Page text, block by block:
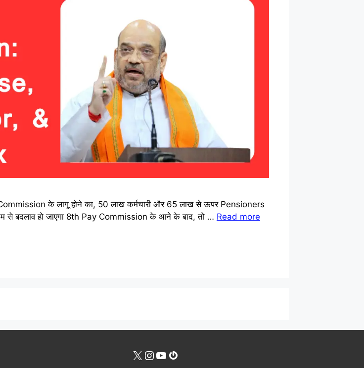
Commission के लागू होने का, 50 लाख कर्मचारी और 65 लाख से ऊपर Pensioners
से बदलाव हो जाएगा 8th Pay Commission के आने के बाद, तो … Read more
X Instagram
YouTube
Gravatar